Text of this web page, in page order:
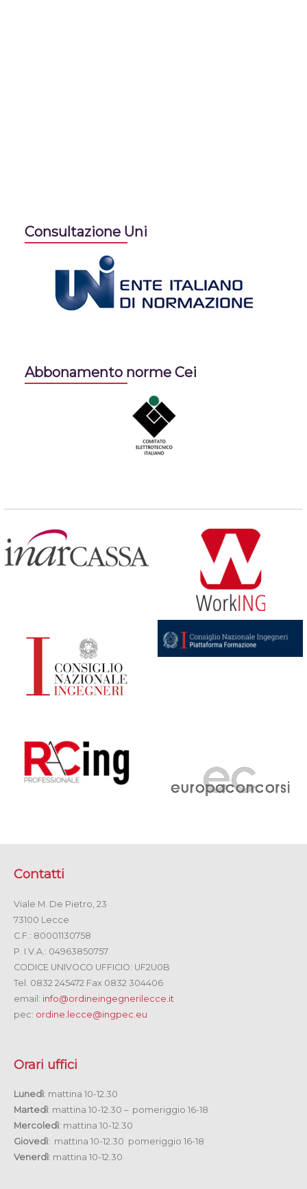
Consultazione Uni
Abbonamento norme Cei
Contatti
Viale M. De Pietro, 23
73100 Lecce
C.F.: 80001130758
P. I.V.A.: 04963850757
CODICE UNIVOCO UFFICIO: UF2U0B
Tel. 0832 245472 Fax 0832 304406
email: info@ordineingegnerilecce.it
pec: ordine.lecce@ingpec.eu
Orari uffici
Lunedì: mattina 10-12.30
Martedì: mattina 10-12.30 – pomeriggio 16-18
Mercoledì: mattina 10-12.30
Giovedì: mattina 10-12.30 pomeriggio 16-18
Venerdì: mattina 10-12.30